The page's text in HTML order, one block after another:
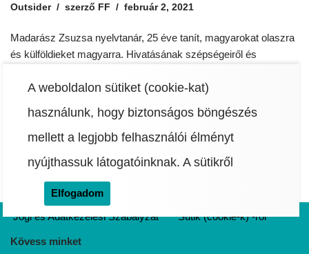
A weboldalon sütiket (cookie-kat)
használunk, hogy biztonságos böngészés
mellett a legjobb felhasználói élményt
nyújthassuk látogatóinknak.A sütikről
Elfogadom
Outsider szerző FF február 2, 2021
Madarász Zsuzsa nyelvtanár, 25 éve tanít, magyarokat olaszra
és külföldieket magyarra. Hivatásának szépségeiről és
világjárvány mennyire alakította át a jól bevált módszereit és
Jogi és Adatkezelési Szabályzat Sütik (cookie-k) -ről
Kövess minket